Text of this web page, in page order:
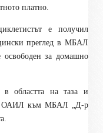
платно.
е получил
преглед в МБАЛ
за домашно
в областта на таза и
в ОАИЛ към МБАЛ „Д-р